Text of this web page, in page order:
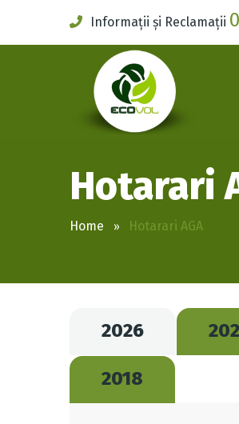
Informații și Reclamații
Hotarari
Home Hotarari AGA
2026
2018